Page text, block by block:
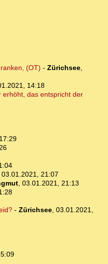
(OT) - Zürichsee,
14:18
erhöht, das entspricht der
03.01.2021, 21:07
, 03.01.2021, 21:13
- Zürichsee, 03.01.2021,